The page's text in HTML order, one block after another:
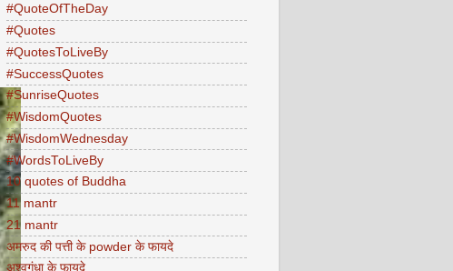
#QuoteOfTheDay
#Quotes
#QuotesToLiveBy
#SuccessQuotes
#SunriseQuotes
#WisdomQuotes
#WisdomWednesday
#WordsToLiveBy
10 quotes of Buddha
11 mantr
21 mantr
अमरुद की पत्ती के powder के फायदे
अश्वगंधा के फायदे